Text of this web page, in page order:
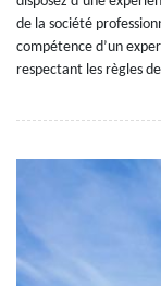
de la société
compétence d’un
respectant les règles